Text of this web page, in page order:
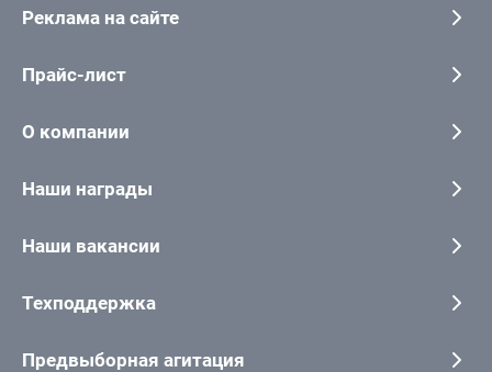
Реклама на сайте
Прайс-лист
О компании
Наши награды
Наши вакансии
Техподдержка
Предвыборная агитация